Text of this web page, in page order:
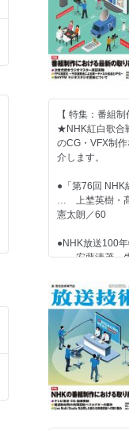
●「NHK TECH
●「NHK技研公
●「Interop
【 一般記事 】
●DaVinci
Workstationの実
… 加藤宜久／86
●朋栄「FOR-A
ェア軸のプラッ
性」
… 高瀬徹朗／
… 前田佑太／95
●『マップタイ
発の取り組みに
… 荒木康利・尻
●NHK拠点放送
… 遠藤育史・
陽・山口尊嗣・
【 特集：番組
★NHK紅白歌合
のCG・VFX制
介します。
●「第76回
… 上埜英樹・髙
憲太朗／60
●NHK放送100
… 安藤清茂・
●「第67回 輝く
MoIP施策に関し
… 五藤寛丈・
一／87
【 グラビア記事
●高知さんさん